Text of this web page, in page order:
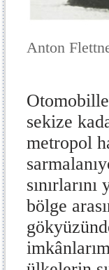
Anton
sekize
metropol
bölge